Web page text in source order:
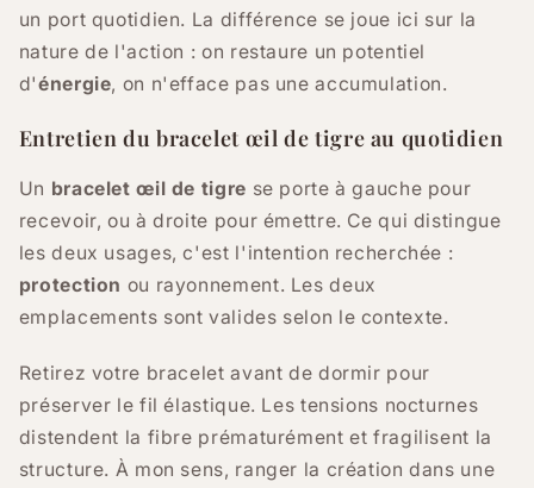
un port quotidien. La différence se joue ici sur la
nature de l'action : on restaure un potentiel
d'énergie, on n'efface pas une accumulation.
Entretien du bracelet œil de tigre au quotidien
Un bracelet œil de tigre se porte à gauche pour
recevoir, ou à droite pour émettre. Ce qui distingue
les deux usages, c'est l'intention recherchée :
protection ou rayonnement. Les deux
emplacements sont valides selon le contexte.
Retirez votre bracelet avant de dormir pour
préserver le fil élastique. Les tensions nocturnes
distendent la fibre prématurément et fragilisent la
structure. À mon sens, ranger la création dans une